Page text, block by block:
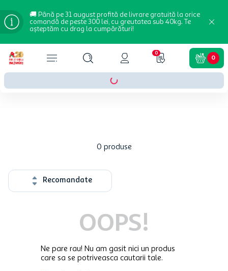
🚚 Până pe 31 august profită de livrare gratuită la orice
comandă de peste 300 lei, cu greutatea sub 40kg. Te
așteptăm cu drag la cumpărături!
0
0
0 produse
Recomandate
OOPS!
Ne pare rau! Nu am gasit nici un produs
care sa se potriveasca cautarii tale.